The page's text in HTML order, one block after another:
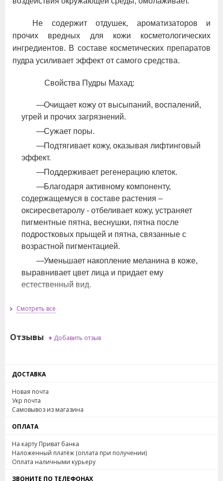
ДОСТАВКА
Новая почта
Укр почта
Самовывоз из магазина
ОПЛАТА
На карту Приват банка
Наложенный платёж (оплата при получении)
Оплата наличными курьеру
ЗВОНИТЕ ПО ТЕЛЕФОНАХ
Не содержит отдушек, ароматизаторов и
прочих вредных для кожи косметологических
ингредиентов. В составе косметических препаратов
пудра усиливает эффект от самого средства.
Свойства Пудры Махад:
Очищает кожу от высыпаний, воспалений,
угрей и прочих загрязнений.
Сужает поры.
Подтягивает кожу, оказывая лифтинговый
эффект.
Поддерживает регенерацию клеток.
Благодаря активному компоненту,
содержащемуся в составе растения –
оксиресветаролу - отбеливает кожу, устраняет
пигментные пятна, веснушки, пятна после
подростковых прыщей и пятна, связанные с
возрастной пигментацией.
Уменьшает накопление меланина в коже,
выравнивает цвет лица и придает ему
естественный вид.
является популярным средством тайской косметики.
кремы для лица или пользоваться в «чистом» виде,
разбавив водой, кефиром, йогуртом до консистенции
Способ применения: разведенную в воде или в
креме пудру нанести на кожу на 10-15 минут, потом
тщательно смыть.
Смотреть все
Отзывы + Добавить отзыв